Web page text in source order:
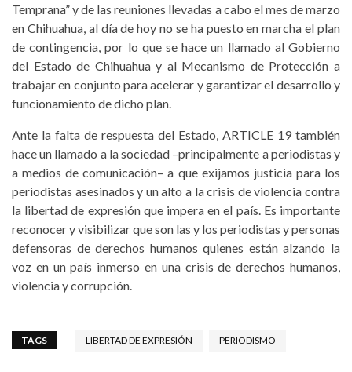
Temprana” y de las reuniones llevadas a cabo el mes de marzo
en Chihuahua, al día de hoy no se ha puesto en marcha el plan
de contingencia, por lo que se hace un llamado al Gobierno
del Estado de Chihuahua y al Mecanismo de Protección a
trabajar en conjunto para acelerar y garantizar el desarrollo y
funcionamiento de dicho plan.
Ante la falta de respuesta del Estado, ARTICLE 19 también
hace un llamado a la sociedad –principalmente a periodistas y
a medios de comunicación– a que exijamos justicia para los
periodistas asesinados y un alto a la crisis de violencia contra
la libertad de expresión que impera en el país. Es importante
reconocer y visibilizar que son las y los periodistas y personas
defensoras de derechos humanos quienes están alzando la
voz en un país inmerso en una crisis de derechos humanos,
violencia y corrupción.
TAGS LIBERTAD DE EXPRESIÓN PERIODISMO